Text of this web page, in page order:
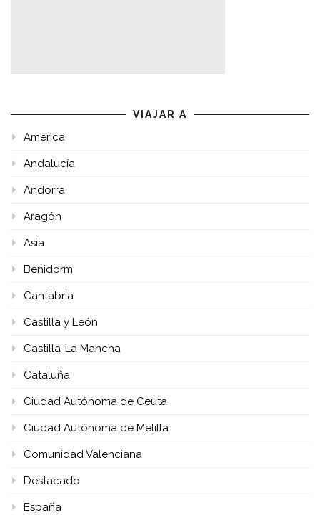
VIAJAR A
América
Andalucía
Andorra
Aragón
Asia
Benidorm
Cantabria
Castilla y León
Castilla-La Mancha
Cataluña
Ciudad Autónoma de Ceuta
Ciudad Autónoma de Melilla
Comunidad Valenciana
Destacado
España